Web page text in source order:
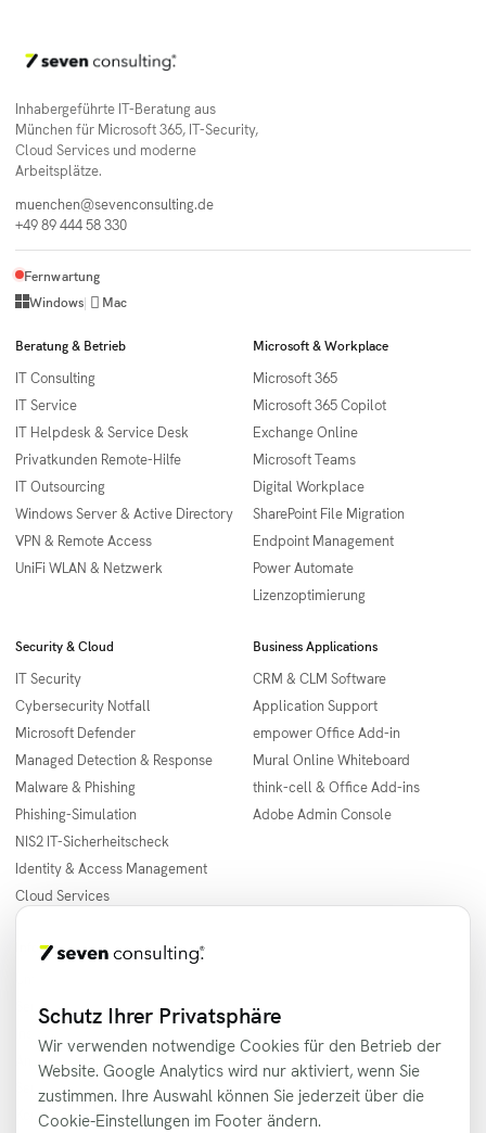
Inhabergeführte IT-Beratung aus
München für Microsoft 365, IT-Security,
Cloud Services und moderne
Arbeitsplätze.
muenchen@sevenconsulting.de
+49 89 444 58 330
Fernwartung
Windows|  Mac
Beratung & Betrieb
IT Consulting
IT Service
IT Helpdesk & Service Desk
Privatkunden Remote-Hilfe
IT Outsourcing
Windows Server & Active Directory
VPN & Remote Access
UniFi WLAN & Netzwerk
Microsoft & Workplace
Microsoft 365
Microsoft 365 Copilot
Exchange Online
Microsoft Teams
Digital Workplace
SharePoint File Migration
Endpoint Management
Power Automate
Lizenzoptimierung
Security & Cloud
IT Security
Cybersecurity Notfall
Microsoft Defender
Managed Detection & Response
Malware & Phishing
Phishing-Simulation
NIS2 IT-Sicherheitscheck
Identity & Access Management
Cloud Services
Business Applications
CRM & CLM Software
Application Support
empower Office Add-in
Mural Online Whiteboard
think-cell & Office Add-ins
Adobe Admin Console
Informationen
Servicegebiete
Service Desk
Kontakt
Hamburg
Frankfurt
Stuttgart
Schutz Ihrer Privatsphäre
Wir verwenden notwendige Cookies für den Betrieb der
Website. Google Analytics wird nur aktiviert, wenn Sie
zustimmen. Ihre Auswahl können Sie jederzeit über die
Cookie-Einstellungen im Footer ändern.